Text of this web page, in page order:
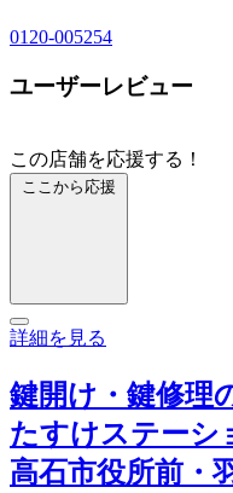
0120-005254
ユーザーレビュー
この店舗を応援する！
ここから応援
詳細を見る
鍵開け・鍵修理
たすけステーシ
高石市役所前・